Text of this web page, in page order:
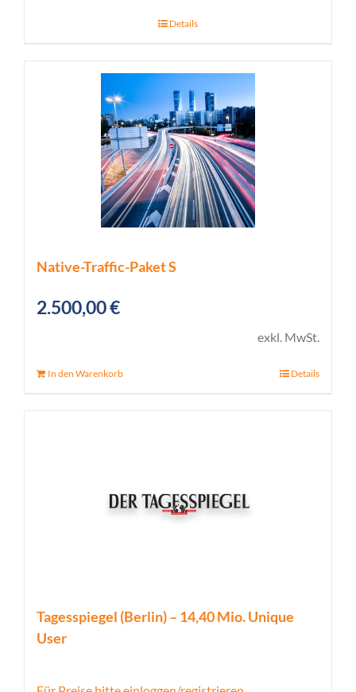
Details
Native-Traffic-Paket S
2.500,00€
exkl. MwSt.
In den Warenkorb Details
Tagesspiegel (Berlin) – 14,40 Mio. Unique
User